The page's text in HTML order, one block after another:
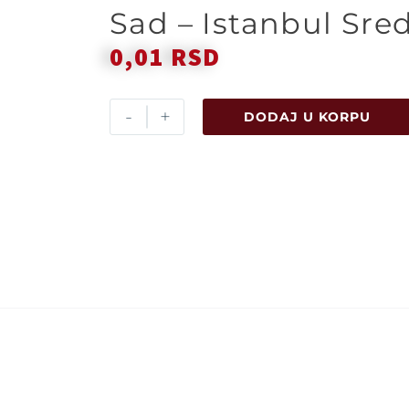
Sad – Istanbul
0,01 RSD
- + DODAJ U KORPU